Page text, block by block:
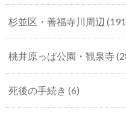
杉並区・善福寺川周辺
桃井原っぱ公園・観泉寺
死後の手続き (6)